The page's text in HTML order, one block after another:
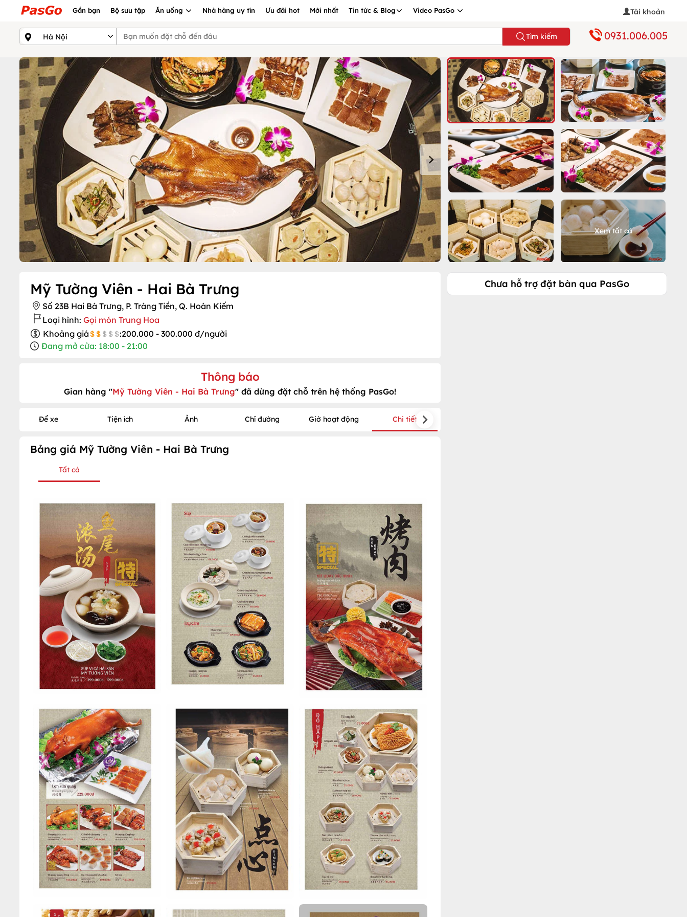
Gần bạn Bộ sưu tập Ăn uống Nhà hàng uy tín Ưu đãi hot Mới nhất Tin tức & Blog Video PasGo Tài khoản
Tìm kiếm 0931.006.005
Xem tất cả
Mỹ Tường Viên - Hai Bà Trưng
Số 23B Hai Bà Trưng, P. Tràng Tiền, Q. Hoàn Kiếm
Loại hình: Gọi món Trung Hoa
Khoảng giá
:200.000 - 300.000 đ/người
Đang mở cửa: 18:00 - 21:00
Thông báo
Gian hàng "Mỹ Tường Viên - Hai Bà Trưng" đã dừng đặt chỗ trên hệ thống PasGo!
Để xe Tiện ích Ảnh Chỉ đường Giờ hoạt động Chi tiết
Bảng giá Mỹ Tường Viên - Hai Bà Trưng
Tất cả
Chưa hỗ trợ đặt bàn qua PasGo